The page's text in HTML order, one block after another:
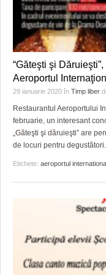
“Găteşti şi
Aeroportul
29 ianuarie 2020 în Timp liber
Restaurantul Aeroportului
februarie, un interesant
„Găteşti şi dăruieşti” are
de locuri pentru degustători.
Etichete: aeroportul